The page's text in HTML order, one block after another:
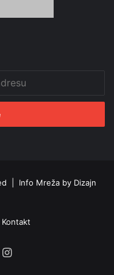
| Info Mreža by Dizajn
Kontakt
Instagram